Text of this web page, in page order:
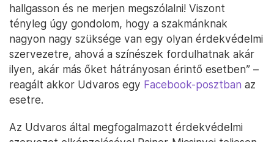
hallgasson és ne merjen megszólalni! Viszont
tényleg úgy gondolom, hogy a szakmánknak
nagyon nagy szüksége van egy olyan érdekvédelmi
szervezetre, ahová a színészek fordulhatnak akár
ilyen, akár más őket hátrányosan érintő esetben” –
reagált akkor Udvaros egy Facebook-posztban az
esetre.
Az Udvaros által megfogalmazott érdekvédelmi